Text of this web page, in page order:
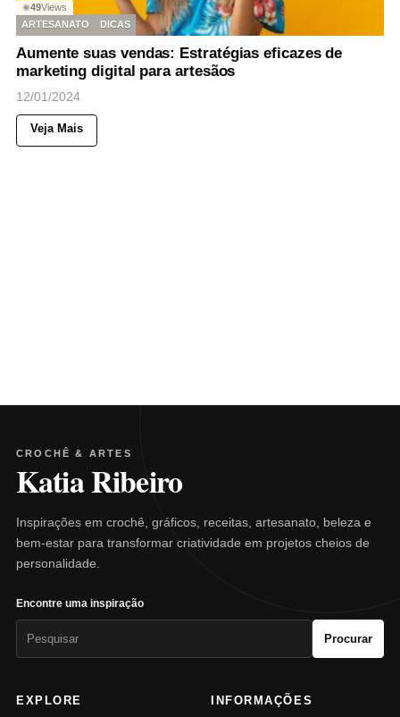
◉49Views
ARTESANATO
DICAS
Aumente suas vendas: Estratégias eficazes de
marketing digital para artesãos
12/01/2024
Veja Mais
CROCHÊ & ARTES
Katia Ribeiro
Inspirações em crochê, gráficos, receitas, artesanato, beleza e
bem-estar para transformar criatividade em projetos cheios de
personalidade.
Encontre uma inspiração
Procurar
EXPLORE INFORMAÇÕES